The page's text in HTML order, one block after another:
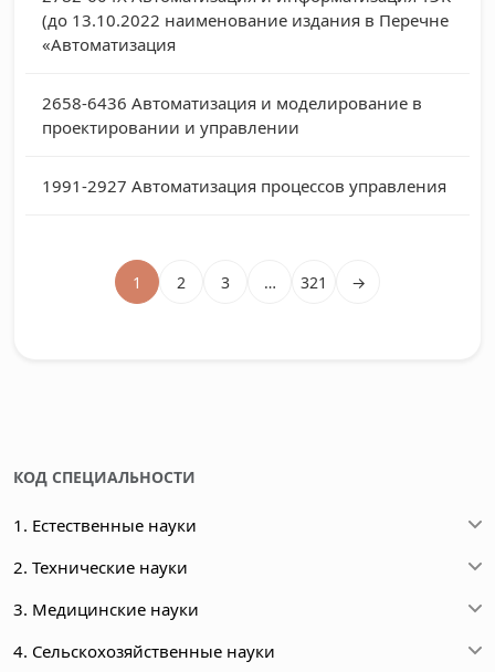
(до 13.10.2022 наименование издания в Перечне
«Автоматизация
2658-6436 Автоматизация и моделирование в
проектировании и управлении
1991-2927 Автоматизация процессов управления
1 2 3 … 321 →
КОД СПЕЦИАЛЬНОСТИ
1. Естественные науки
2. Технические науки
3. Медицинские науки
4. Сельскохозяйственные науки